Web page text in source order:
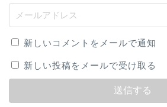
新しいコメントをメールで通知
新しい投稿をメールで受け取る